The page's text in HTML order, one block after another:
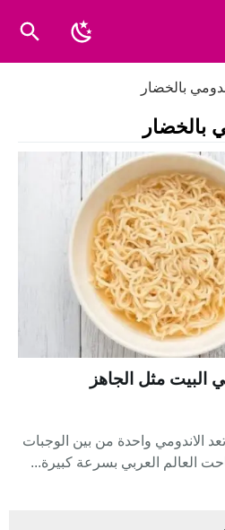
بالخضار
بالخضار
البيت مثل الجاهز
الاندومي واحدة من بين الوجبات
العالم العربي بسرعة كبيرة...